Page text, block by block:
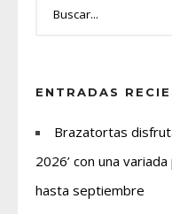
ENTRADAS
Brazatortas
2026’ con una
hasta septiembre